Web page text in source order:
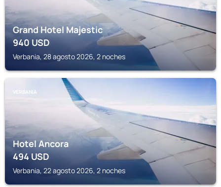
Grand Hotel Majestic
940USD
Verbania, 28 agosto 2026, 2 noches
VERBANIA
Hotel Ancora
494USD
Verbania, 22 agosto 2026, 2 noches